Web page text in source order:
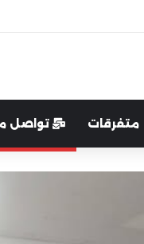
مع المجتمع المحلي
متفرقات تواصل